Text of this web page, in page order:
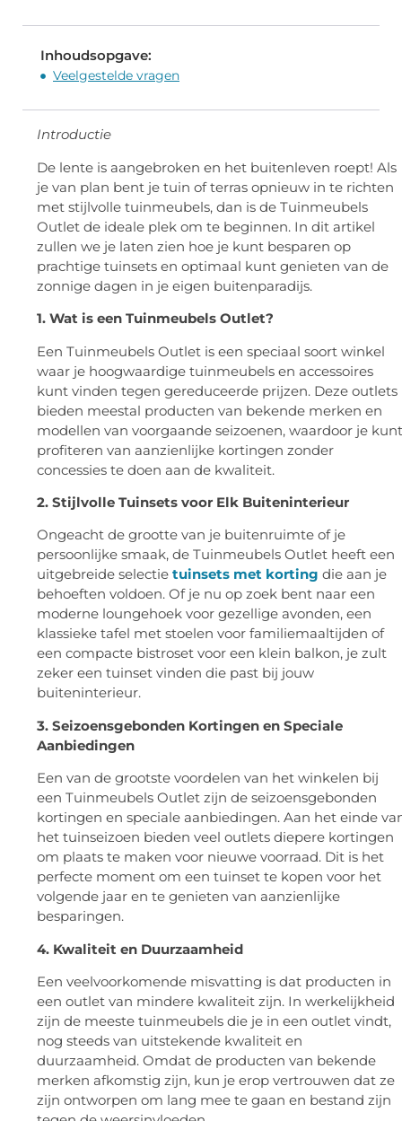
Inhoudsopgave:
Veelgestelde vragen
Introductie
De lente is aangebroken en het buitenleven roept! Als
je van plan bent je tuin of terras opnieuw in te richten
met stijlvolle tuinmeubels, dan is de Tuinmeubels
Outlet de ideale plek om te beginnen. In dit artikel
zullen we je laten zien hoe je kunt besparen op
prachtige tuinsets en optimaal kunt genieten van de
zonnige dagen in je eigen buitenparadijs.
1. Wat is een Tuinmeubels Outlet?
Een Tuinmeubels Outlet is een speciaal soort winkel
waar je hoogwaardige tuinmeubels en accessoires
kunt vinden tegen gereduceerde prijzen. Deze outlets
bieden meestal producten van bekende merken en
modellen van voorgaande seizoenen, waardoor je kunt
profiteren van aanzienlijke kortingen zonder
concessies te doen aan de kwaliteit.
2. Stijlvolle Tuinsets voor Elk Buiteninterieur
Ongeacht de grootte van je buitenruimte of je
persoonlijke smaak, de Tuinmeubels Outlet heeft een
uitgebreide selectie tuinsets met korting die aan je
behoeften voldoen. Of je nu op zoek bent naar een
moderne loungehoek voor gezellige avonden, een
klassieke tafel met stoelen voor familiemaaltijden of
een compacte bistroset voor een klein balkon, je zult
zeker een tuinset vinden die past bij jouw
buiteninterieur.
3. Seizoensgebonden Kortingen en Speciale
Aanbiedingen
Een van de grootste voordelen van het winkelen bij
een Tuinmeubels Outlet zijn de seizoensgebonden
kortingen en speciale aanbiedingen. Aan het einde
het tuinseizoen bieden veel outlets diepere kortingen
om plaats te maken voor nieuwe voorraad. Dit is het
perfecte moment om een tuinset te kopen voor het
volgende jaar en te genieten van aanzienlijke
besparingen.
4. Kwaliteit en Duurzaamheid
Een veelvoorkomende misvatting is dat producten in
een outlet van mindere kwaliteit zijn. In werkelijkheid
zijn de meeste tuinmeubels die je in een outlet vindt,
nog steeds van uitstekende kwaliteit en
duurzaamheid. Omdat de producten van bekende
merken afkomstig zijn, kun je erop vertrouwen dat ze
zijn ontworpen om lang mee te gaan en bestand zijn